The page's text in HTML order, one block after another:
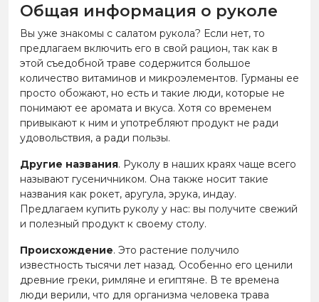
Общая информация о руколе
Вы уже знакомы с салатом рукола? Если нет, то
предлагаем включить его в свой рацион, так как в
этой съедобной траве содержится большое
количество витаминов и микроэлементов. Гурманы ее
просто обожают, но есть и такие люди, которые не
понимают ее аромата и вкуса. Хотя со временем
привыкают к ним и употребляют продукт не ради
удовольствия, а ради пользы.
Другие названия. Руколу в наших краях чаще всего
называют гусеничником. Она также носит такие
названия как рокет, аругула, эрука, индау.
Предлагаем купить руколу у нас: вы получите свежий
и полезный продукт к своему столу.
Происхождение. Это растение получило
известность тысячи лет назад. Особенно его ценили
древние греки, римляне и египтяне. В те времена
люди верили, что для организма человека трава